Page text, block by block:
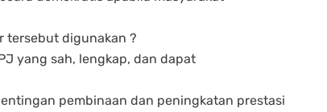
tersebut digunakan ?
yang sah, lengkap, dan dapat
pembinaan dan peningkatan prestasi